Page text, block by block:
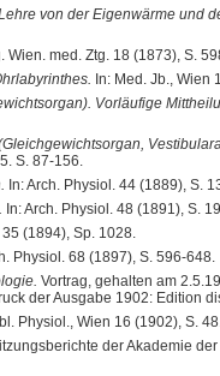
von der Eigenwärme und
Wien. med. Ztg. 18 (1873), S.
In: Med. Jb., Wien
Vorläufige
S. 87-156.
In: Arch. Physiol. 44 (1889), S.
In: Arch. Physiol. 48 (1891), S.
(1894), Sp. 1028.
Physiol. 68 (1897), S. 596-648.
Vortrag, gehalten am
der Ausgabe 1902: Edition
Physiol., Wien 16 (1902), S.
der Akademie